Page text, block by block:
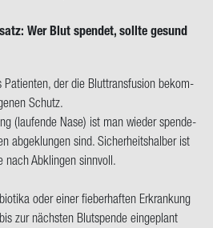
Wer Blut spen­det, soll­te ge­sund
Pa­ti­en­ten, der die Blut­trans­fu­si­on be­kom­
Schutz.
(lau­fen­de Nase) ist man wie­der spen­de­
ab­ge­klun­gen sind. Si­cher­heits­hal­ber ist
nach Ab­klin­gen sinn­voll.
oder einer fie­ber­haf­ten Er­kran­kung
zur nächs­ten Blut­spen­de ein­ge­plant